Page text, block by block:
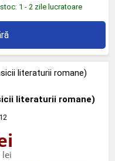
1 - 2 zile lucratoare
literaturii romane)
lei